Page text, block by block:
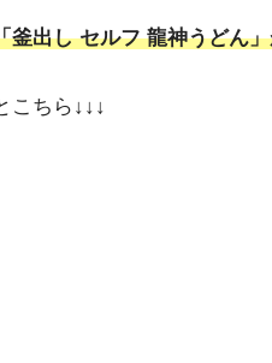
釜出し セルフ 龍神うどん
こちら↓↓↓